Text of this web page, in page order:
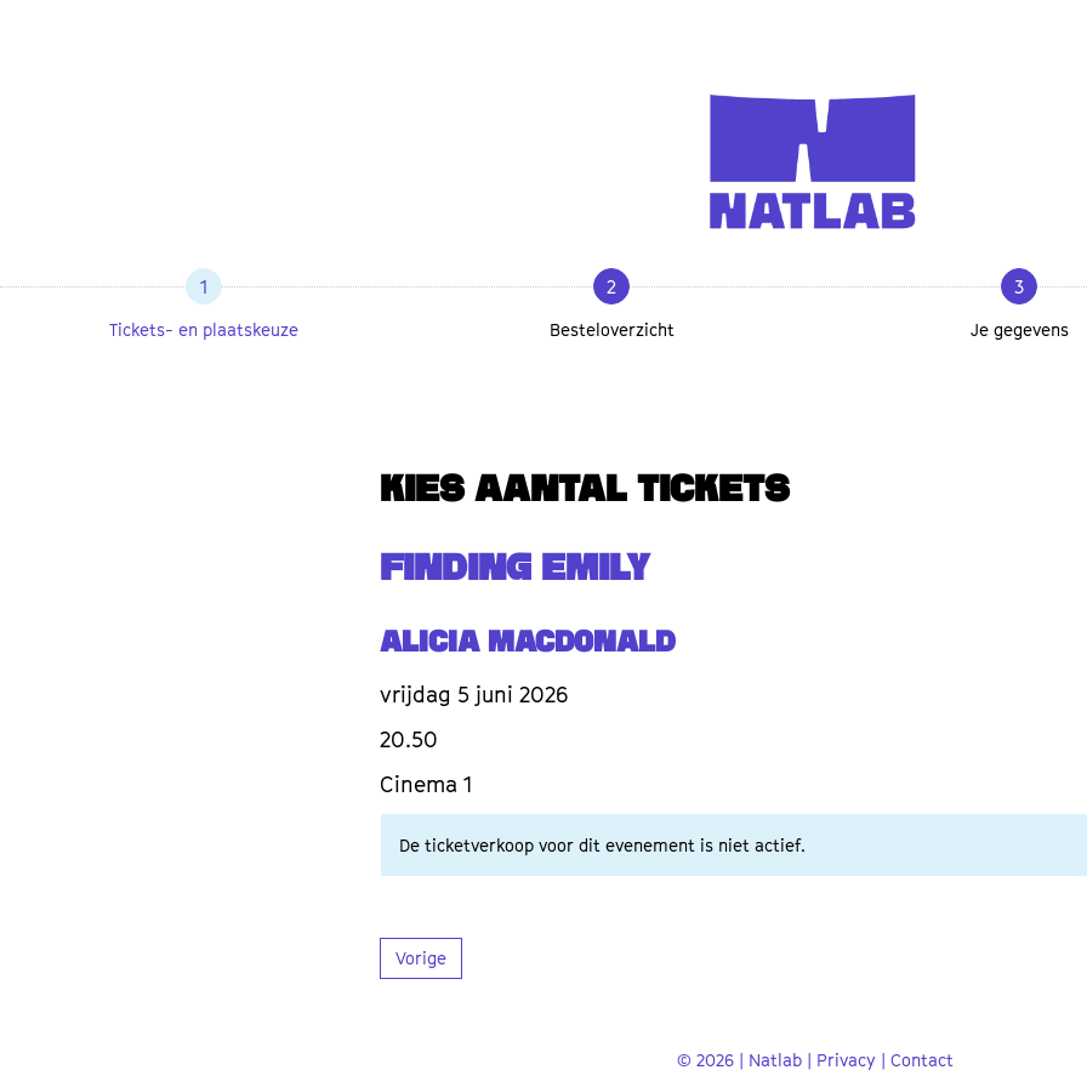
1
Tickets- en plaatskeuze
2
Besteloverzicht
3
Je gegevens
KIES AANTAL TICKETS
FINDING EMILY
Alicia MacDonald
vrijdag 5 juni 2026
20.50
Cinema 1
De ticketverkoop voor dit evenement is niet actief.
Vorige
© 2026 | Natlab | Privacy | Contact